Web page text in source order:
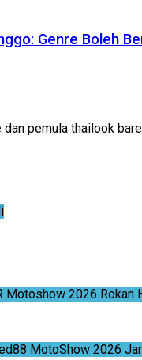
Genre Boleh
pemula thailook
Motoshow 2026 Rokan
MotoShow 2026